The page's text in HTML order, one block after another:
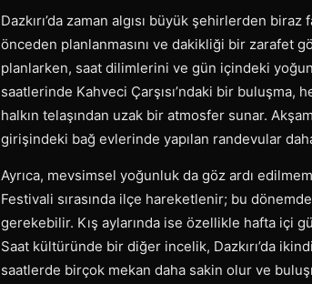
Dazkırı’da zaman algısı büyük şehirlerden
önceden planlanmasını ve dakikliği bir zarafet
planlarken, saat dilimlerini ve gün içindeki
saatlerinde Kahveci Çarşısı’ndaki bir buluşma,
halkın telaşından uzak bir atmosfer sunar.
girişindeki bağ evlerinde yapılan randevular
Ayrıca, mevsimsel yoğunluk da göz ardı
Festivali sırasında ilçe hareketlenir; bu
gerekebilir. Kış aylarında ise özellikle hafta içi
Saat kültüründe bir diğer incelik, Dazkırı’da
saatlerde birçok mekan daha sakin olur ve